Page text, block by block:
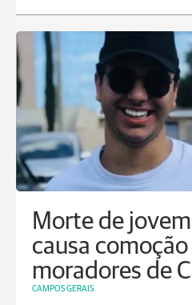
Morte de
causa
moradores de
CAMPOS GERAIS